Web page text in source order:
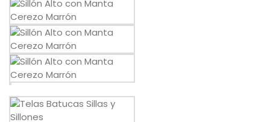
Carro de la compra
Aviso Legal
Condiciones de compra
Política de cookies
Política de privacidad